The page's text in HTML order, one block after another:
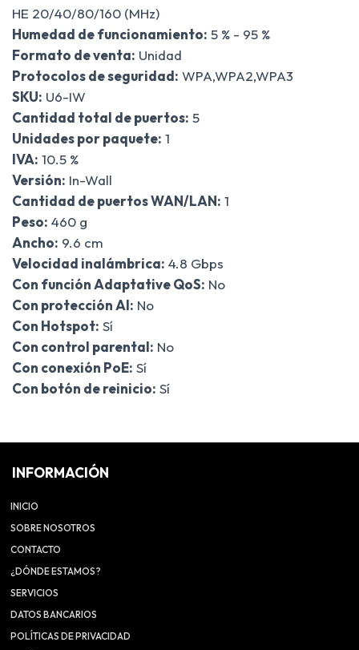
HE 20/40/80/160 (MHz)
Humedad de funcionamiento: 5 % - 95 %
Formato de venta: Unidad
Protocolos de seguridad: WPA,WPA2,WPA3
SKU: U6-IW
Cantidad total de puertos: 5
Unidades por paquete: 1
IVA: 10.5 %
Versión: In-Wall
Cantidad de puertos WAN/LAN: 1
Peso: 460 g
Ancho: 9.6 cm
Velocidad inalámbrica: 4.8 Gbps
Con función Adaptative QoS: No
Con protección AI: No
Con Hotspot: Sí
Con control parental: No
Con conexión PoE: Sí
Con botón de reinicio: Sí
INFORMACIÓN
INICIO
SOBRE NOSOTROS
CONTACTO
¿DÓNDE ESTAMOS?
SERVICIOS
DATOS BANCARIOS
POLÍTICAS DE PRIVACIDAD